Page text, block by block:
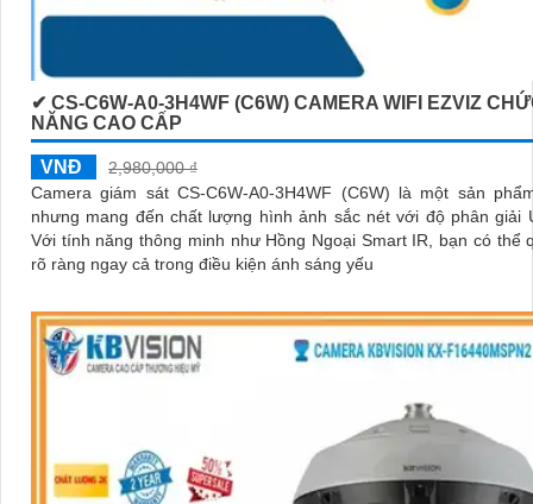
✔ CS-C6W-A0-3H4WF (C6W) CAMERA WIFI EZVIZ
NĂNG CAO CẤP
VNĐ
2,980,000 ₫
Camera giám sát CS-C6W-A0-3H4WF (C6W) là một sản
nhưng mang đến chất lượng hình ảnh sắc nét với độ phân giải
Với tính năng thông minh như Hồng Ngoại Smart IR, bạn có thể
rõ ràng ngay cả trong điều kiện ánh sáng yếu